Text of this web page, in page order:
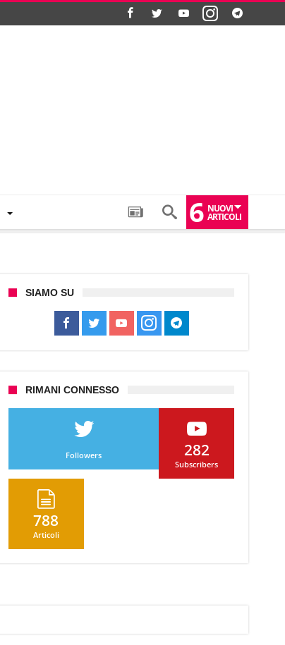
6 NUOVI
ARTICOLI
SIAMO SU
RIMANI CONNESSO
Followers 282
Subscribers
788
Articoli